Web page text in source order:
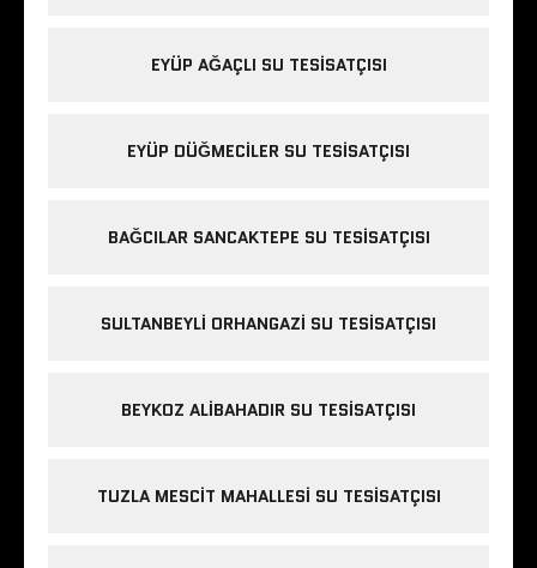
EYÜP AĞAÇLI SU TESISATÇISI
EYÜP DÜĞMECILER SU TESISATÇISI
BAĞCILAR SANCAKTEPE SU TESISATÇISI
SULTANBEYLI ORHANGAZI SU TESISATÇISI
BEYKOZ ALIBAHADIR SU TESISATÇISI
TUZLA MESCIT MAHALLESI SU TESISATÇISI